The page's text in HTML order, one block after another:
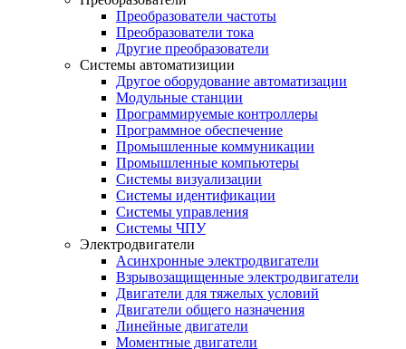
Преобразователи частоты
Преобразователи тока
Другие преобразователи
Системы автоматизиции
Другое оборудование автоматизации
Модульные станции
Программируемые контроллеры
Программное обеспечение
Промышленные коммуникации
Промышленные компьютеры
Системы визуализации
Системы идентификации
Системы управления
Системы ЧПУ
Электродвигатели
Асинхронные электродвигатели
Взрывозащищенные электродвигатели
Двигатели для тяжелых условий
Двигатели общего назначения
Линейные двигатели
Моментные двигатели